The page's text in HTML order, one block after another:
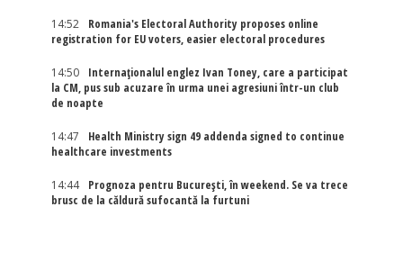
14:52
Romania's Electoral Authority proposes online
registration for EU voters, easier electoral procedures
14:50
Internaţionalul englez Ivan Toney, care a participat
la CM, pus sub acuzare în urma unei agresiuni într-un club
de noapte
14:47
Health Ministry sign 49 addenda signed to continue
healthcare investments
14:44
Prognoza pentru București, în weekend. Se va trece
brusc de la căldură sufocantă la furtuni